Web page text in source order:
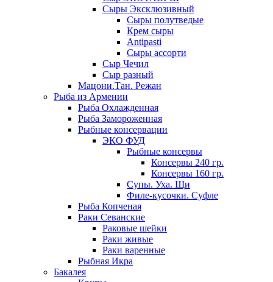
Сыры Эксклюзивный
Сыры полутведые
Крем сыры
Antipasti
Сыры ассорти
Сыр Чечил
Сыр разный
Мацони.Тан. Режан
Рыба из Армении
Рыба Охлажденная
Рыба Замороженная
Рыбные консервации
ЭКО ФУД
Рыбные консервы
Консервы 240 гр.
Консервы 160 гр.
Супы. Уха. Щи
Филе-кусочки. Суфле
Рыба Копченая
Раки Севанские
Раковые шейки
Раки живые
Раки варенные
Рыбная Икра
Бакалея